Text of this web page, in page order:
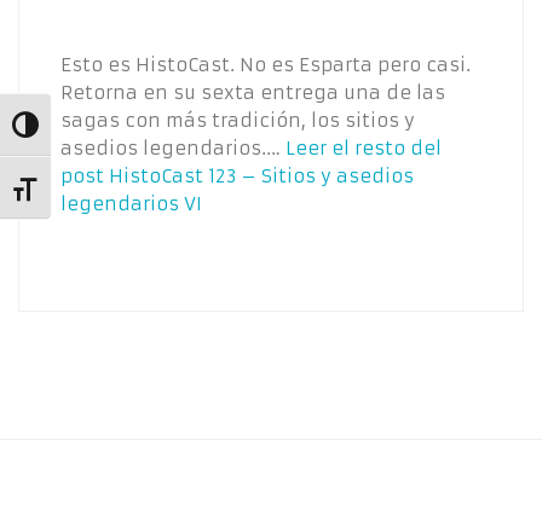
Alternar alto contraste
Alternar tamaño de letra
Esto es HistoCast. No es Esparta pero casi.
Retorna en su sexta entrega una de las
sagas con más tradición, los sitios y
asedios legendarios.… Leer el resto del
post HistoCast 123 – Sitios y asedios
legendarios VI